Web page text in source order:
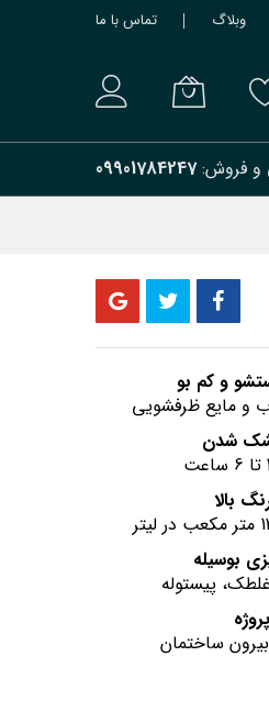
وبلاگ تماس با ما
و فروش:09901784247
و کم بو
و مایع ظرفشویی
شدن
بالا
بوسیله
پیستوله
ساختمان